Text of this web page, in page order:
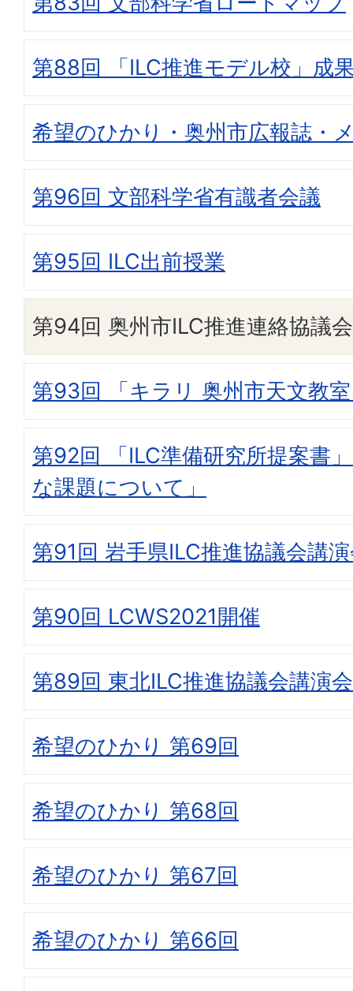
第88回 「ILC推進モデル校」成
希望のひかり・奥州市広報誌・
第96回 文部科学省有識者会議
第95回 ILC出前授業
第94回 奥州市ILC推進連絡協議会
第93回 「キラリ 奥州市天文教
第92回 「ILC準備研究所提案書
な課題について」
第91回 岩手県ILC推進協議会講
第90回 LCWS2021開催
第89回 東北ILC推進協議会講演会
希望のひかり 第69回
希望のひかり 第68回
希望のひかり 第67回
希望のひかり 第66回